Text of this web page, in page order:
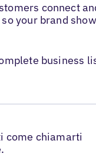
connect
your brand
business
come chiamarti